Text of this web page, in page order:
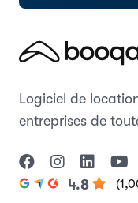
Logiciel de
entreprises de
4.8